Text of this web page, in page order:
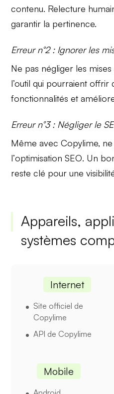
contenu. Relecture
garantir la pertinence.
Erreur n°2 : Ignorer les
Ne pas négliger les
l’outil qui pourraient offrir
fonctionnalités et
Erreur n°3 : Négliger le
Même avec Copylime,
l’optimisation SEO. Un
reste clé pour une
Appareils,
systèmes
Internet
Site officiel de
Copylime
API de Copylime
Mobile